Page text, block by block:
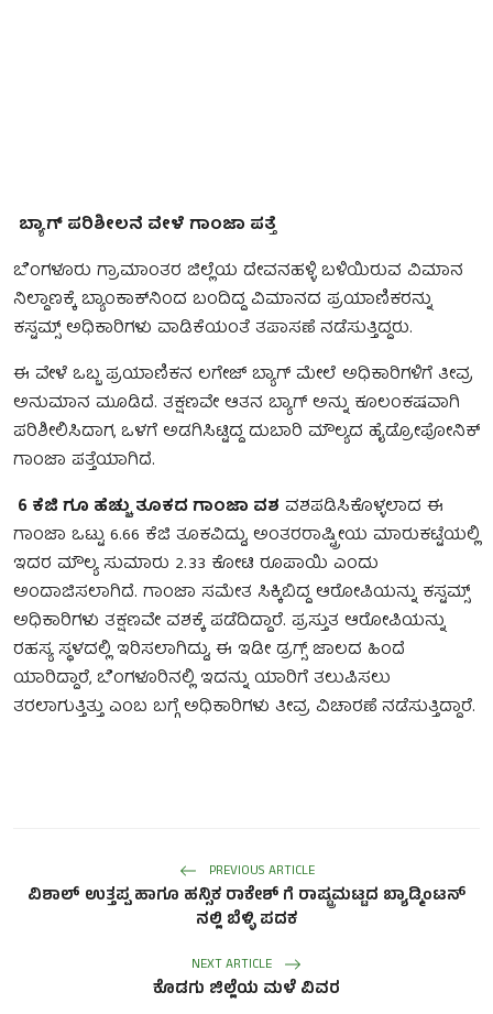
ಬ್ಯಾಗ್ ಪರಿಶೀಲನೆ ವೇಳೆ ಗಾಂಜಾ ಪತ್ತೆ
ಬೆಂಗಳೂರು ಗ್ರಾಮಾಂತರ ಜಿಲ್ಲೆಯ ದೇವನಹಳ್ಳಿ ಬಳಿಯಿರುವ ವಿಮಾನ
ನಿಲ್ದಾಣಕ್ಕೆ ಬ್ಯಾಂಕಾಕ್‌ನಿಂದ ಬಂದಿದ್ದ ವಿಮಾನದ ಪ್ರಯಾಣಿಕರನ್ನು
ಕಸ್ಟಮ್ಸ್ ಅಧಿಕಾರಿಗಳು ವಾಡಿಕೆಯಂತೆ ತಪಾಸಣೆ ನಡೆಸುತ್ತಿದ್ದರು.
ಈ ವೇಳೆ ಒಬ್ಬ ಪ್ರಯಾಣಿಕನ ಲಗೇಜ್ ಬ್ಯಾಗ್ ಮೇಲೆ ಅಧಿಕಾರಿಗಳಿಗೆ ತೀವ್ರ
ಅನುಮಾನ ಮೂಡಿದೆ. ತಕ್ಷಣವೇ ಆತನ ಬ್ಯಾಗ್‌ ಅನ್ನು ಕೂಲಂಕಷವಾಗಿ
ಪರಿಶೀಲಿಸಿದಾಗ, ಒಳಗೆ ಅಡಗಿಸಿಟ್ಟಿದ್ದ ದುಬಾರಿ ಮೌಲ್ಯದ ಹೈಡ್ರೋಪೋನಿಕ್
ಗಾಂಜಾ ಪತ್ತೆಯಾಗಿದೆ.
6 ಕೆಜಿ ಗೂ ಹೆಚ್ಚು ತೂಕದ ಗಾಂಜಾ ವಶ ವಶಪಡಿಸಿಕೊಳ್ಳಲಾದ ಈ
ಗಾಂಜಾ ಒಟ್ಟು 6.66 ಕೆಜಿ ತೂಕವಿದ್ದು, ಅಂತರರಾಷ್ಟ್ರೀಯ ಮಾರುಕಟ್ಟೆಯಲ್ಲಿ
ಇದರ ಮೌಲ್ಯ ಸುಮಾರು 2.33 ಕೋಟಿ ರೂಪಾಯಿ ಎಂದು
ಅಂದಾಜಿಸಲಾಗಿದೆ. ಗಾಂಜಾ ಸಮೇತ ಸಿಕ್ಕಿಬಿದ್ದ ಆರೋಪಿಯನ್ನು ಕಸ್ಟಮ್ಸ್
ಅಧಿಕಾರಿಗಳು ತಕ್ಷಣವೇ ವಶಕ್ಕೆ ಪಡೆದಿದ್ದಾರೆ. ಪ್ರಸ್ತುತ ಆರೋಪಿಯನ್ನು
ರಹಸ್ಯ ಸ್ಥಳದಲ್ಲಿ ಇರಿಸಲಾಗಿದ್ದು, ಈ ಇಡೀ ಡ್ರಗ್ಸ್ ಜಾಲದ ಹಿಂದೆ
ಯಾರಿದ್ದಾರೆ, ಬೆಂಗಳೂರಿನಲ್ಲಿ ಇದನ್ನು ಯಾರಿಗೆ ತಲುಪಿಸಲು
ತರಲಾಗುತ್ತಿತ್ತು ಎಂಬ ಬಗ್ಗೆ ಅಧಿಕಾರಿಗಳು ತೀವ್ರ ವಿಚಾರಣೆ ನಡೆಸುತ್ತಿದ್ದಾರೆ.
PREVIOUS ARTICLE
ವಿಶಾಲ್ ಉತ್ತಪ್ಪ ಹಾಗೂ ಹನ್ಸಿಕ ರಾಕೇಶ್ ಗೆ ರಾಷ್ಟ್ರಮಟ್ಟದ ಬ್ಯಾಡ್ಮಿಂಟನ್
ನಲ್ಲಿ ಬೆಳ್ಳಿ ಪದಕ
NEXT ARTICLE
ಕೊಡಗು ಜಿಲ್ಲೆಯ ಮಳೆ ವಿವರ